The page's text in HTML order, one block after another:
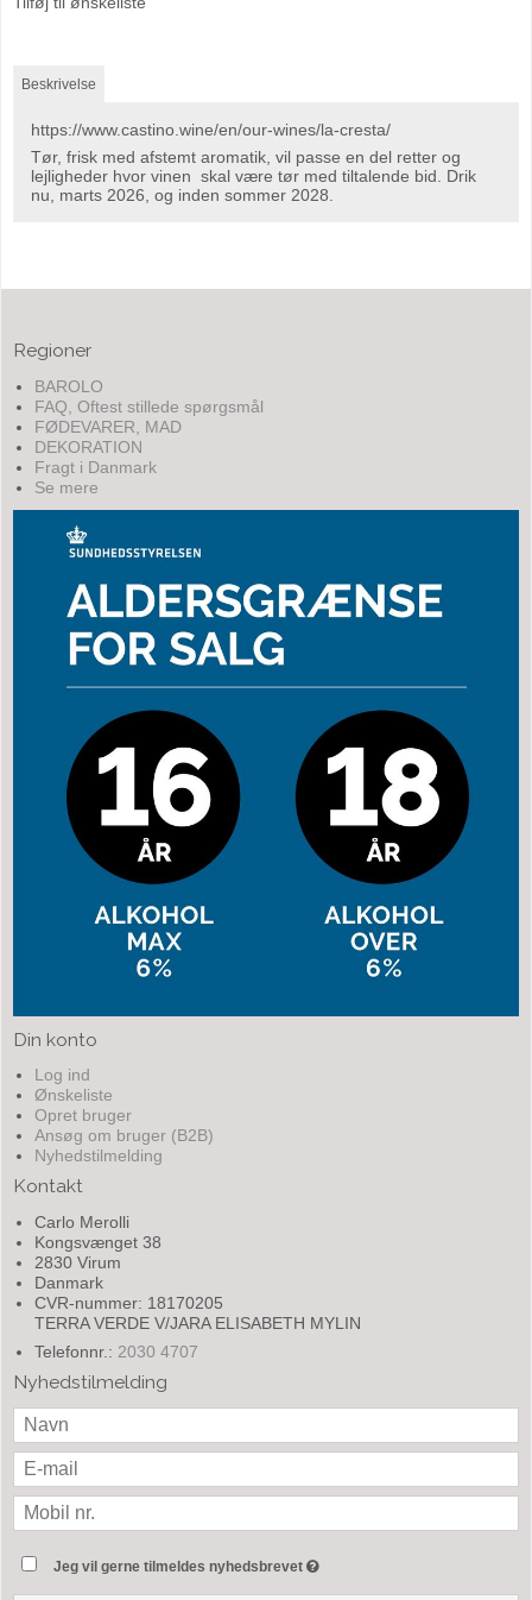
Beskrivelse
https://www.castino.wine/en/our-wines/la-cresta/
Tør, frisk med afstemt aromatik, vil passe en del retter og
lejligheder hvor vinen skal være tør med tiltalende bid. Drik
nu, marts 2026, og inden sommer 2028.
Regioner
BAROLO
FAQ, Oftest stillede spørgsmål
FØDEVARER, MAD
DEKORATION
Fragt i Danmark
Se mere
Din konto
Log ind
Ønskeliste
Opret bruger
Ansøg om bruger (B2B)
Nyhedstilmelding
Kontakt
Carlo Merolli
Kongsvænget 38
2830 Virum
Danmark
CVR-nummer: 18170205
TERRA VERDE V/JARA ELISABETH MYLIN
Telefonnr.: 2030 4707
Nyhedstilmelding
Jeg vil gerne tilmeldes nyhedsbrevet